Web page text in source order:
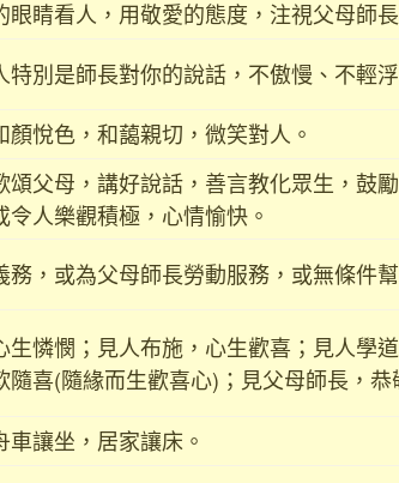
眼睛看人，用敬愛的態度，注視父母師長
特別是師長對你的說話，不傲慢、不輕
顏悅色，和藹親切，微笑對人。
頌父母，講好說話，善言教化眾生，鼓
令人樂觀積極，心情愉快。
務，或為父母師長勞動服務，或無條件
生憐憫；見人布施，心生歡喜；見人學
隨喜(隨緣而生歡喜心)；見父母師長，恭
讓坐，居家讓床。